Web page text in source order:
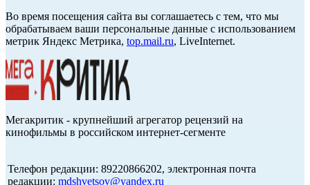
Во время посещения сайта вы соглашаетесь с тем, что мы
обрабатываем ваши персональные данные с использованием
метрик Яндекс Метрика, top.mail.ru, LiveInternet.
Мегакритик - крупнейший агрегатор рецензий на
кинофильмы в российском интернет-сегменте
Телефон редакции: 89220866202, электронная почта
редакции: mdshvetsov@yandex.ru